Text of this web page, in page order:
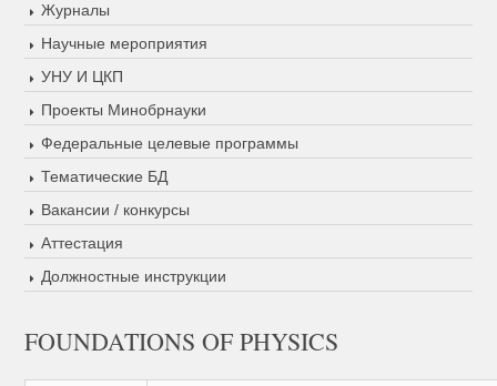
Журналы
Научные мероприятия
УНУ И ЦКП
Проекты Минобрнауки
Федеральные целевые программы
Тематические БД
Вакансии / конкурсы
Аттестация
Должностные инструкции
FOUNDATIONS OF PHYSICS